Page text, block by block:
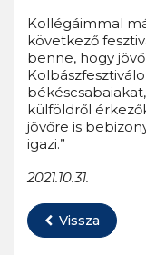
Kollégáimmal
következő
benne, hogy
külföldről
jövőre is
igazi.”
2021.10.31.
Vissza